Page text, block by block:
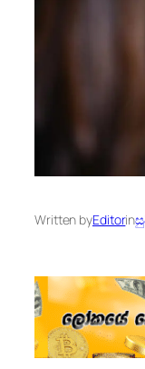
Written byEditorin